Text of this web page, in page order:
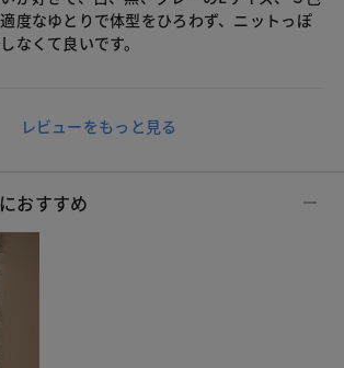
度なゆとりで体型をひろわず、ニットっぽ
なくて良いです。
レビューをもっと見る
おすすめ